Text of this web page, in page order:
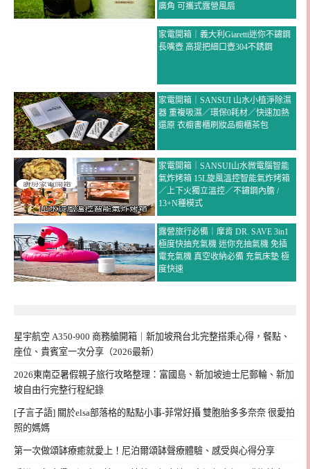
廣角 可攜式露營風扇
家電開箱｜義大利Giaretti迷你不鏽鋼
長嘴壺 高提把細口壺304不銹鋼
家電開箱｜SANSUI 山水小植淨除濕
器 重複吸濕／環保0耗材／快速加熱
還原 衣櫥書櫃刷妝品櫥櫃茶包
家電開箱｜SANSUI山水微電腦智能
氣炸烤箱 15L旋風溫控智能氣炸烤箱
／上下火獨立溫控／不鏽鋼內膽 /
13+N種模式
露營旅行必備｜摩肯 DR. SAVE 3in1
極度快抽充氣機 迷你充抽氣機 免插
電充氣機 真空收納必備 充氣床墊 極
度快速
星宇航空 A350-900 商務艙開箱｜新加坡飛台北完整搭乘心得，餐點、
座位、貴賓室一次分享（2026最新）
2026東南亞暑假親子旅行攻略整理：富國島、新加坡迪士尼郵輪、新加
坡自由行完整行程紀錄
[子言子語] 關於elsa部落格的點點小事-菲常好攝 雙胞胎多多奈奈 很愛拍
照的媽媽
第一次做頌缽療癒就愛上！尼泊爾頌缽聲療體驗、感受與心得分享